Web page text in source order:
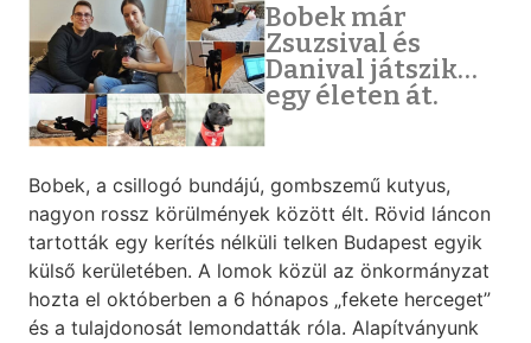
Bobek már
Zsuzsival és
Danival játszik…
egy életen át.
Bobek, a csillogó bundájú, gombszemű kutyus,
nagyon rossz körülmények között élt. Rövid láncon
tartották egy kerítés nélküli telken Budapest egyik
külső kerületében. A lomok közül az önkormányzat
hozta el októberben a 6 hónapos „fekete herceget”
és a tulajdonosát lemondatták róla. Alapítványunk